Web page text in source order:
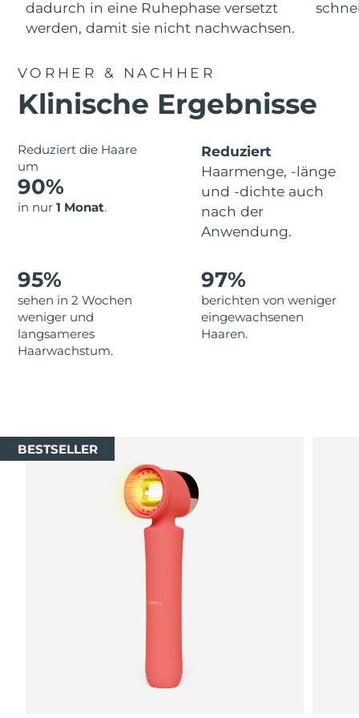
dadurch in eine Ruhephase versetzt
werden, damit sie nicht nachwachsen.
VORHER & NACHHER
Klinische Ergebnisse
Reduziert die Haare
um
90%
in nur 1 Monat.
Reduziert
Haarmenge, -länge
und -dichte auch
nach der
Anwendung.
95%
sehen in 2 Wochen
weniger und
langsameres
Haarwachstum.
97%
berichten von weniger
eingewachsenen
Haaren.
BESTSELLER
For healthy hair
18% PAP
Kosmetik Männer
FOREO APP
Gibraltar
Erwartete Lieferung
14/08/2026
Griechenland
Sonderverwaltungsregion
Erwartete Lieferung
Ungarn
10/08/2026
Island
Erwartete Lieferung
Irland
Erwartete Lieferung
10/08/2026
Isle of Man
Italien